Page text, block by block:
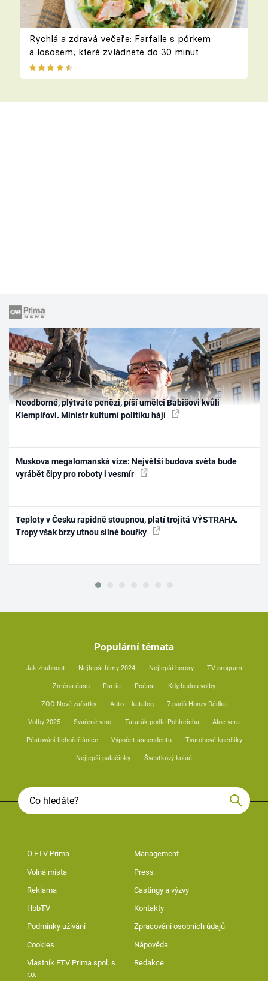
Rychlá a zdravá večeře: Farfalle s pórkem
a lososem, které zvládnete do 30 minut
Neodborné, plýtváte penězi, píší umělci Babišovi kvůli
Klempířovi. Ministr kulturní politiku hájí
Muskova megalomanská vize: Největší budova světa bude
vyrábět čipy pro roboty i vesmír
Teploty v Česku rapidně stoupnou, platí trojitá VÝSTRAHA.
Tropy však brzy utnou silné bouřky
Populární témata
Jak zhubnout Nejlepší filmy 2024 Nejlepší horory TV program
Změna času Partie Počasí Kdy budou volby
ZOO Nové začátky Auto – katalog 7 pádů Honzy Dědka
Volby 2025 Svařené víno Tatarák podle Pohlreicha Aloe vera
Pěstování lichořeřišnice Výpočet ascendentu Tvarohové knedlíky
Nejlepší palačinky Švestkový koláč
O FTV Prima Management
Volná místa Press
Reklama Castingy a výzvy
HbbTV Kontakty
Podmínky užívání Zpracování osobních údajů
Cookies Nápověda
Vlastník FTV Prima spol. s
r.o.
Redakce